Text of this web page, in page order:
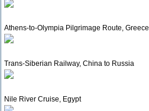
Athens-to-Olympia Pilgrimage Route, Greece
Trans-Siberian Railway, China to Russia
Nile River Cruise, Egypt